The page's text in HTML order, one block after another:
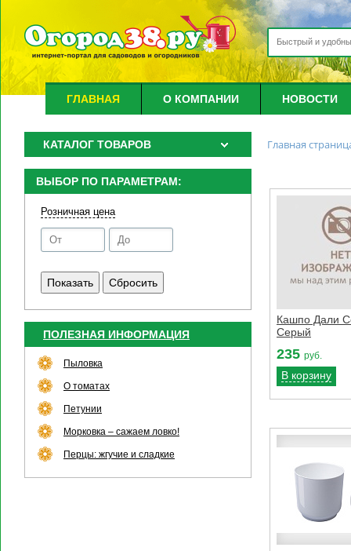
ГЛАВНАЯ О КОМПАНИИ НОВОСТИ
КАТАЛОГ ТОВАРОВ
ВЫБОР ПО ПАРАМЕТРАМ:
Розничная цена
ПОЛЕЗНАЯ ИНФОРМАЦИЯ
Пыловка
О томатах
Петунии
Морковка – сажаем ловко!
Перцы: жгучие и сладкие
Главная
Кашпо Дали
Серый
235 руб.
В корзину